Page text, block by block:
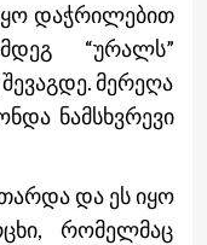
იყო დაჭრილებით
“ურალს”
მერეღა
ნამსხვრევი
და ეს იყო
რომელმაც